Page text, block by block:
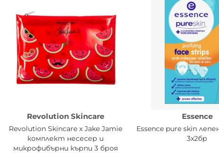
Revolution Skincare
Revolution Skincare x Jake Jamie
комплект несесер и
микрофибърни кърпи 3 броя
Essence
Essence pure skin
3x2бр